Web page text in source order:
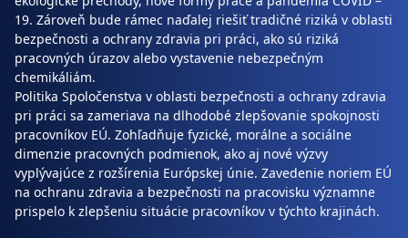
19. Zároveň bude rámec naďalej riešiť tradičné riziká v oblasti
bezpečnosti a ochrany zdravia pri práci, ako sú riziká
pracovných úrazov alebo vystavenie nebezpečným
chemikáliám.
Politika Spoločenstva v oblasti bezpečnosti a ochrany zdravia
pri práci sa zameriava na dlhodobé zlepšovanie spokojnosti
pracovníkov EÚ. Zohľadňuje fyzické, morálne a sociálne
dimenzie pracovných podmienok, ako aj nové výzvy
vyplývajúce z rozšírenia Európskej únie. Zavedenie noriem EÚ
na ochranu zdravia a bezpečnosti na pracovisku významne
prispelo k zlepšeniu situácie pracovníkov v týchto krajinách.